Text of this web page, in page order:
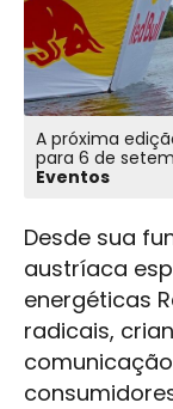
A próxima
para 6 de
Eventos
Desde sua
austríaca
energéticas
radicais,